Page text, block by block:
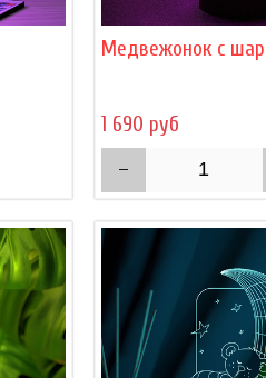
Медвежонок с
1 690 руб